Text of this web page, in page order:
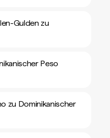
Gulden zu
Peso
zu Dominikanischer